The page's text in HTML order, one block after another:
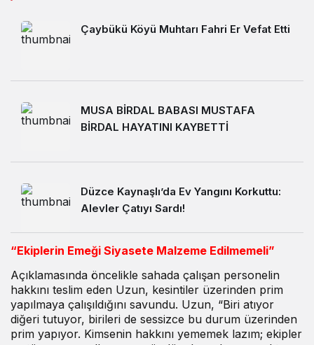
Çaybükü Köyü Muhtarı Fahri Er Vefat Etti
MUSA BİRDAL BABASI MUSTAFA
BİRDAL HAYATINI KAYBETTİ
Düzce Kaynaşlı’da Ev Yangını Korkuttu:
Alevler Çatıyı Sardı!
“Ekiplerin Emeği Siyasete Malzeme Edilmemeli”
Açıklamasında öncelikle sahada çalışan personelin
hakkını teslim eden Uzun, kesintiler üzerinden prim
yapılmaya çalışıldığını savundu. Uzun, “Biri atıyor
diğeri tutuyor, birileri de sessizce bu durum üzerinden
prim yapıyor. Kimsenin hakkını yememek lazım; ekipler